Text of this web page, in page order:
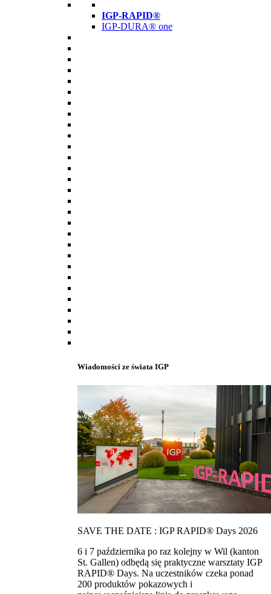
IGP-RAPID®
IGP-DURA® one
Wiadomości ze świata IGP
SAVE THE DATE : IGP RAPID® Days 2026
6 i 7 października po raz kolejny w Wil (kanton
St. Gallen) odbędą się praktyczne warsztaty IGP
RAPID® Days. Na uczestników czeka ponad
200 produktów pokazowych i